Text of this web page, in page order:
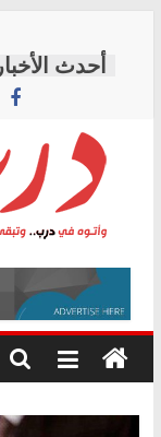
content
درب
وأتوه
درب..
وتبقى
هي